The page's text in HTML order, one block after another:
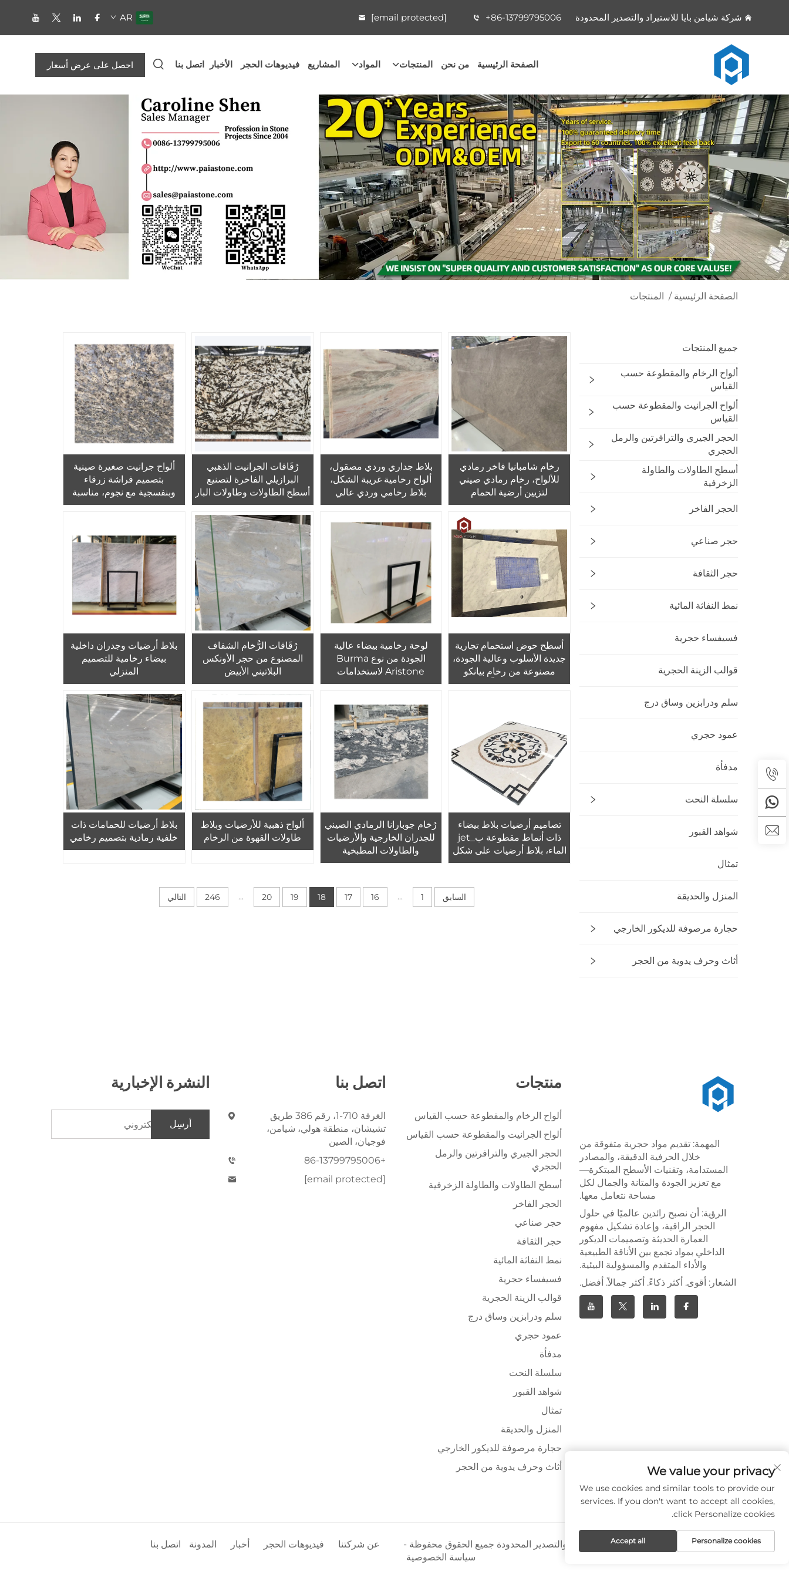
شركة شيامن بايا للاستيراد والتصدير المحدودة +86-13799795006
[email protected]
AR
الصفحة الرئيسية من نحن المنتجات المواد المشاريع فيديوهات الحجر الأخبار اتصل بنا احصل على عرض أسعار
الصفحة الرئيسية / المنتجات
جميع المنتجات
ألواح الرخام والمقطوعة حسب
القياس
ألواح الجرانيت والمقطوعة حسب
القياس
الحجر الجيري والترافرتين والرمل
الحجري
أسطح الطاولات والطاولة
الزخرفية
الحجر الفاخر
حجر صناعي
حجر الثقافة
نمط النفاثة المائية
فسيفساء حجرية
قوالب الزينة الحجرية
سلم ودرابزين وساق درج
عمود حجري
مدفأة
سلسلة النحت
شواهد القبور
تمثال
المنزل والحديقة
حجارة مرصوفة للديكور الخارجي
أثاث وحرف يدوية من الحجر
رخام شامبانيا فاخر رمادي
للألواح، رخام رمادي صيني
لتزيين أرضية الحمام
بلاط جداري وردي مصقول،
ألواح رخامية غريبة الشكل،
بلاط رخامي وردي عالي
الجودة لتجهيز الجدران الخلفية
رُقَاقات الجرانيت الذهبي
البرازيلي الفاخرة لتصنيع
أسطح الطاولات وطاولات البار
ألواح جرانيت صغيرة صينية
بتصميم فراشة زرقاء
وبنفسجية مع نجوم، مناسبة
لأرضيات الداخل والخارج،
أسطح حوض استحمام تجارية
جديدة الأسلوب وعالية الجودة،
مصنوعة من رخام بيانكو
كارارا الأبيض ومقطّعة حسب
لوحة رخامية بيضاء عالية
الجودة من نوع Burma
Aristone لاستخدامات
الديكور الداخلي للمنازل، مثل
رُقَاقات الرُّخام الشفاف
المصنوع من حجر الأونكس
البلاتيني الأبيض
بلاط أرضيات وجدران داخلية
بيضاء رخامية للتصميم
المنزلي
تصاميم أرضيات بلاط بيضاء
ذات أنماط مقطوعة ب_jet
الماء، بلاط أرضيات على شكل
زهور من الرخام
رُخام جوبارانا الرمادي الصيني
للجدران الخارجية والأرضيات
والطاولات المطبخية
ألواح ذهبية للأرضيات وبلاط
طاولات القهوة من الرخام
بلاط أرضيات للحمامات ذات
خلفية رمادية بتصميم رخامي
السابق 1
...
16
17
18
19
20
...
246 التالي
المهمة: تقديم مواد حجرية متفوقة من
خلال الحرفية الدقيقة، والمصادر
المستدامة، وتقنيات الأسطح المبتكرة—
مع تعزيز الجودة والمتانة والجمال لكل
مساحة نتعامل معها.
الرؤية: أن نصبح رائدين عالميًا في حلول
الحجر الراقية، وإعادة تشكيل مفهوم
العمارة الحديثة وتصميمات الديكور
الداخلي بمواد تجمع بين الأناقة الطبيعية
والأداء المتقدم والمسؤولية البيئية.
الشعار: أقوى. أكثر ذكاءً. أكثر جمالاً. أفضل.
منتجات
ألواح الرخام والمقطوعة حسب القياس
ألواح الجرانيت والمقطوعة حسب القياس
الحجر الجيري والترافرتين والرمل
الحجري
أسطح الطاولات والطاولة الزخرفية
الحجر الفاخر
حجر صناعي
حجر الثقافة
نمط النفاثة المائية
فسيفساء حجرية
قوالب الزينة الحجرية
سلم ودرابزين وساق درج
عمود حجري
مدفأة
سلسلة النحت
شواهد القبور
تمثال
المنزل والحديقة
حجارة مرصوفة للديكور الخارجي
أثاث وحرف يدوية من الحجر
اتصل بنا
الغرفة 710-1، رقم 386 طريق
تشيشان، منطقة هولي، شيامن،
فوجيان، الصين
+86-13799795006
[email protected]
النشرة الإخبارية
أرسِل
حقوق النشر © شركة شيامن بايا للاستيراد والتصدير المحدودة جميع الحقوق محفوظة -
سياسة الخصوصية
عن شركتنا فيديوهات الحجر أخبار المدونة اتصل بنا
We value your privacy
We use cookies and similar tools to provide our
services. If you don't want to accept all cookies,
click Personalize cookies.
Personalize cookies
Accept all